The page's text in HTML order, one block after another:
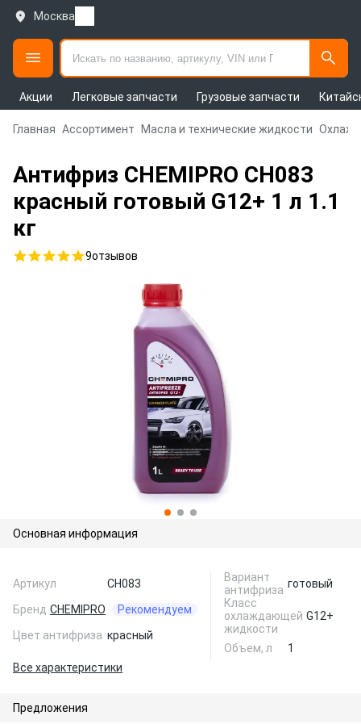
Москва
Акции Легковые запчасти Грузовые запчасти
Главная Ассортимент Масла и технические жидкости
Антифриз CHEMIPRO CH083
красный готовый G12+ 1 л 1.1
кг
9отзывов
Основная информация
Артикул
CH083
Бренд CHEMIPRO
Рекомендуем
Цвет антифриза красный
Вариант
антифриза готовый
Класс
охлаждающей
жидкости
G12+
Объем, л
1
Все характеристики
Предложения